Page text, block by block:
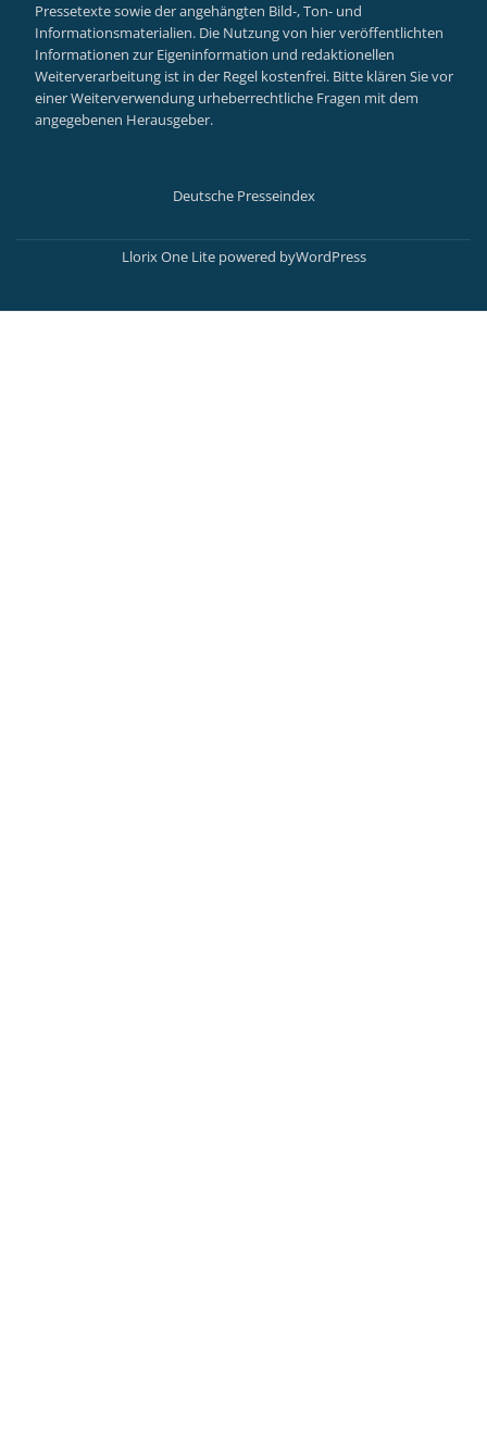
Pressetexte sowie der angehängten Bild-, Ton- und
Informationsmaterialien. Die Nutzung von hier veröffentlichten
Informationen zur Eigeninformation und redaktionellen
Weiterverarbeitung ist in der Regel kostenfrei. Bitte klären Sie vor
einer Weiterverwendung urheberrechtliche Fragen mit dem
angegebenen Herausgeber.
Deutsche Presseindex
Secondary
Llorix One Lite powered byWordPress